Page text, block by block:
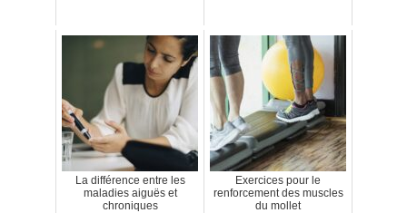
La différence entre les
maladies aiguës et
chroniques
Exercices pour le
renforcement des muscles
du mollet